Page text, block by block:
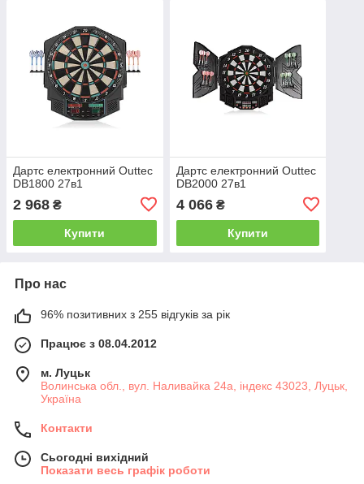
Дартс електронний Outtec
DB1800 27в1
2 968 ₴
Купити
Дартс електронний Outtec
DB2000 27в1
4 066₴
Купити
Про нас
96% позитивних з 255 відгуків за рік
Працює з 08.04.2012
м. Луцьк
Волинська обл., вул. Наливайка 24а, індекс 43023, Луцьк,
Україна
Контакти
Сьогодні вихідний
Показати весь графік роботи